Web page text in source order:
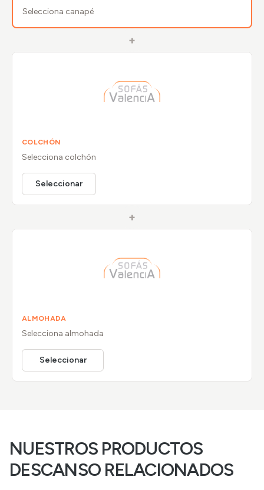
Selecciona canapé
+
COLCHÓN
Selecciona colchón
Seleccionar
+
ALMOHADA
Selecciona almohada
Seleccionar
NUESTROS PRODUCTOS
DESCANSO RELACIONADOS